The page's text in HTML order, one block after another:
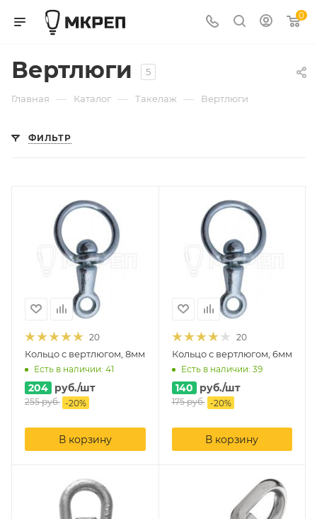
0
Вертлюги 5
Главная — Каталог — Такелаж — Вертлюги
ФИЛЬТР
20
Кольцо с вертлюгом, 8мм
Есть в наличии: 41
204 руб./шт
255руб. -20%
В корзину
20
Кольцо с вертлюгом, 6мм
Есть в наличии: 39
140 руб./шт
175руб. -20%
В корзину